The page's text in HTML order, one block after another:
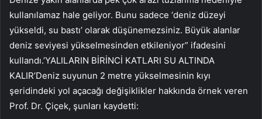
kullanılamaz hale geliyor. Bunu sadece ‘deniz düzeyi
yükseldi, su bastı’ olarak düşünemezsiniz. Büyük alanlar
deniz seviyesi yükselmesinden etkileniyor” ifadesini
kullandı.’YALILARIN BİRİNCİ KATLARI SU ALTINDA
KALIR’Deniz suyunun 2 metre yükselmesinin kıyı
şeridindeki yol açacağı değişiklikler hakkında örnek veren
Prof. Dr. Çiçek, şunları kaydetti: